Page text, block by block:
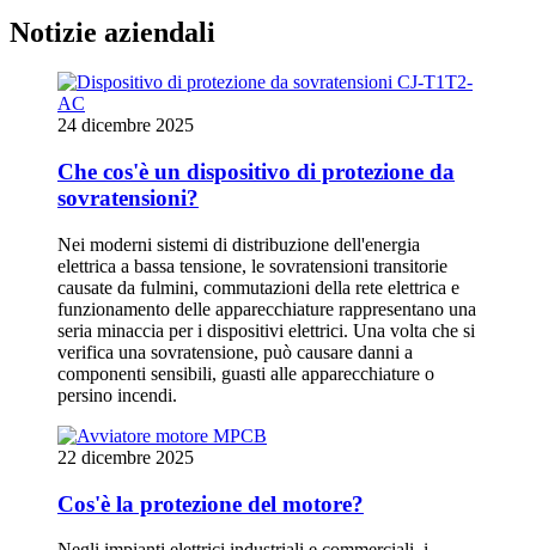
Notizie aziendali
24 dicembre 2025
Che cos'è un dispositivo di protezione da
sovratensioni?
Nei moderni sistemi di distribuzione dell'energia
elettrica a bassa tensione, le sovratensioni transitorie
causate da fulmini, commutazioni della rete elettrica e
funzionamento delle apparecchiature rappresentano una
seria minaccia per i dispositivi elettrici. Una volta che si
verifica una sovratensione, può causare danni a
componenti sensibili, guasti alle apparecchiature o
persino incendi.
22 dicembre 2025
Cos'è la protezione del motore?